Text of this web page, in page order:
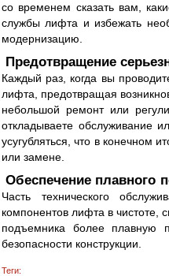
со временем сказать вам,
службы лифта и избежать
модернизацию.
Предотвращение
Каждый раз, когда вы
лифта, предотвращая
небольшой ремонт или
откладываете обслуживание
усугубляться, что в конечном
или замене.
Обеспечение плавного
Часть технического
компонентов лифта в чистоте,
подъемника более плавную
безопасности конструкции.
Теги: